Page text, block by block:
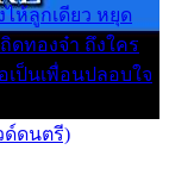
ห้ลูกเดียว หยุด
ดทองจ๋า ถึงใคร
เป็นเพื่อนปลอบใจ
ด์ดนตรี)